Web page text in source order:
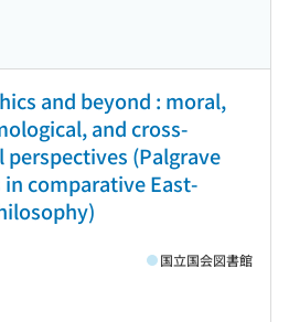
and beyond : moral,
and cross-
(Palgrave
comparative East-
国立国会図書館